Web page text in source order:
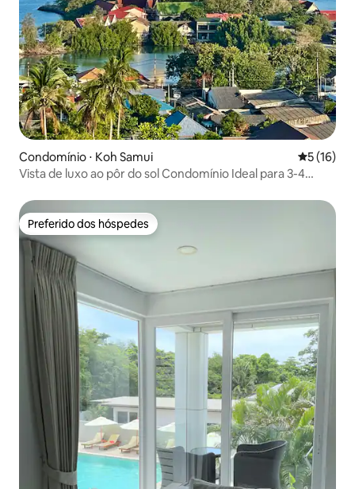
Condomínio ⋅ Koh Samui 5 de uma
5 (16)
Vista de luxo ao pôr do sol Condomínio Ideal para 3-4
Preferido dos hóspedes
Preferido dos hóspedes